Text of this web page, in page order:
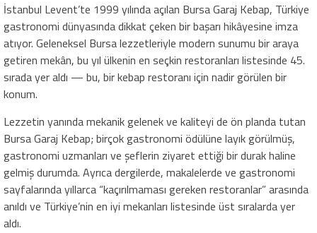
İstanbul Levent’te 1999 yılında açılan Bursa Garaj Kebap, Türkiye
gastronomi dünyasında dikkat çeken bir başarı hikâyesine imza
atıyor. Geleneksel Bursa lezzetleriyle modern sunumu bir araya
getiren mekân, bu yıl ülkenin en seçkin restoranları listesinde 45.
sırada yer aldı — bu, bir kebap restoranı için nadir görülen bir
konum.
Lezzetin yanında mekanik gelenek ve kaliteyi de ön planda tutan
Bursa Garaj Kebap; birçok gastronomi ödülüne layık görülmüş,
gastronomi uzmanları ve şeflerin ziyaret ettiği bir durak haline
gelmiş durumda. Ayrıca dergilerde, makalelerde ve gastronomi
sayfalarında yıllarca “kaçırılmaması gereken restoranlar” arasında
anıldı ve Türkiye’nin en iyi mekanları listesinde üst sıralarda yer
aldı.